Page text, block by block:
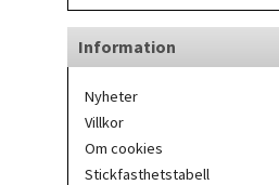
Information
Nyheter
Villkor
Om cookies
Stickfasthetstabell